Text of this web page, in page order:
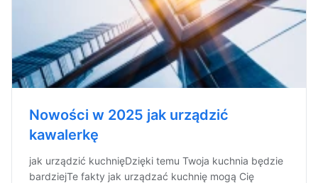
Nowości w 2025 jak urządzić
kawalerkę
jak urządzić kuchnięDzięki temu Twoja kuchnia będzie
bardziejTe fakty jak urządzać kuchnię mogą Cię